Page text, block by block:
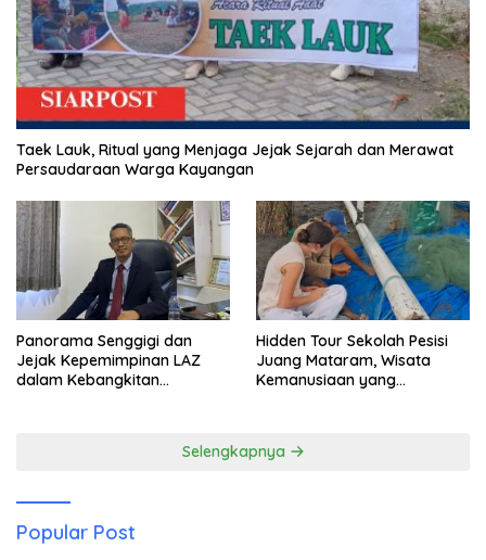
Taek Lauk, Ritual yang Menjaga Jejak Sejarah dan Merawat
Persaudaraan Warga Kayangan
Panorama Senggigi dan
Jejak Kepemimpinan LAZ
dalam Kebangkitan
Hidden Tour Sekolah Pesisi
Juang Mataram, Wisata
Kemanusiaan yang
Selengkapnya
Popular Post